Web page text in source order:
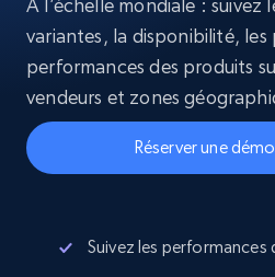
À l’échelle mondiale : suivez
variantes, la disponibilité, les
performances des produits
vendeurs et zones
Réserver une
Suivez les performances